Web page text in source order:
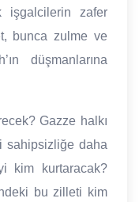
işgalcilerin zafer
bunca zulme ve
düşmanlarına
Gazze halkı
sahipsizliğe daha
kim kurtaracak?
bu zilleti kim